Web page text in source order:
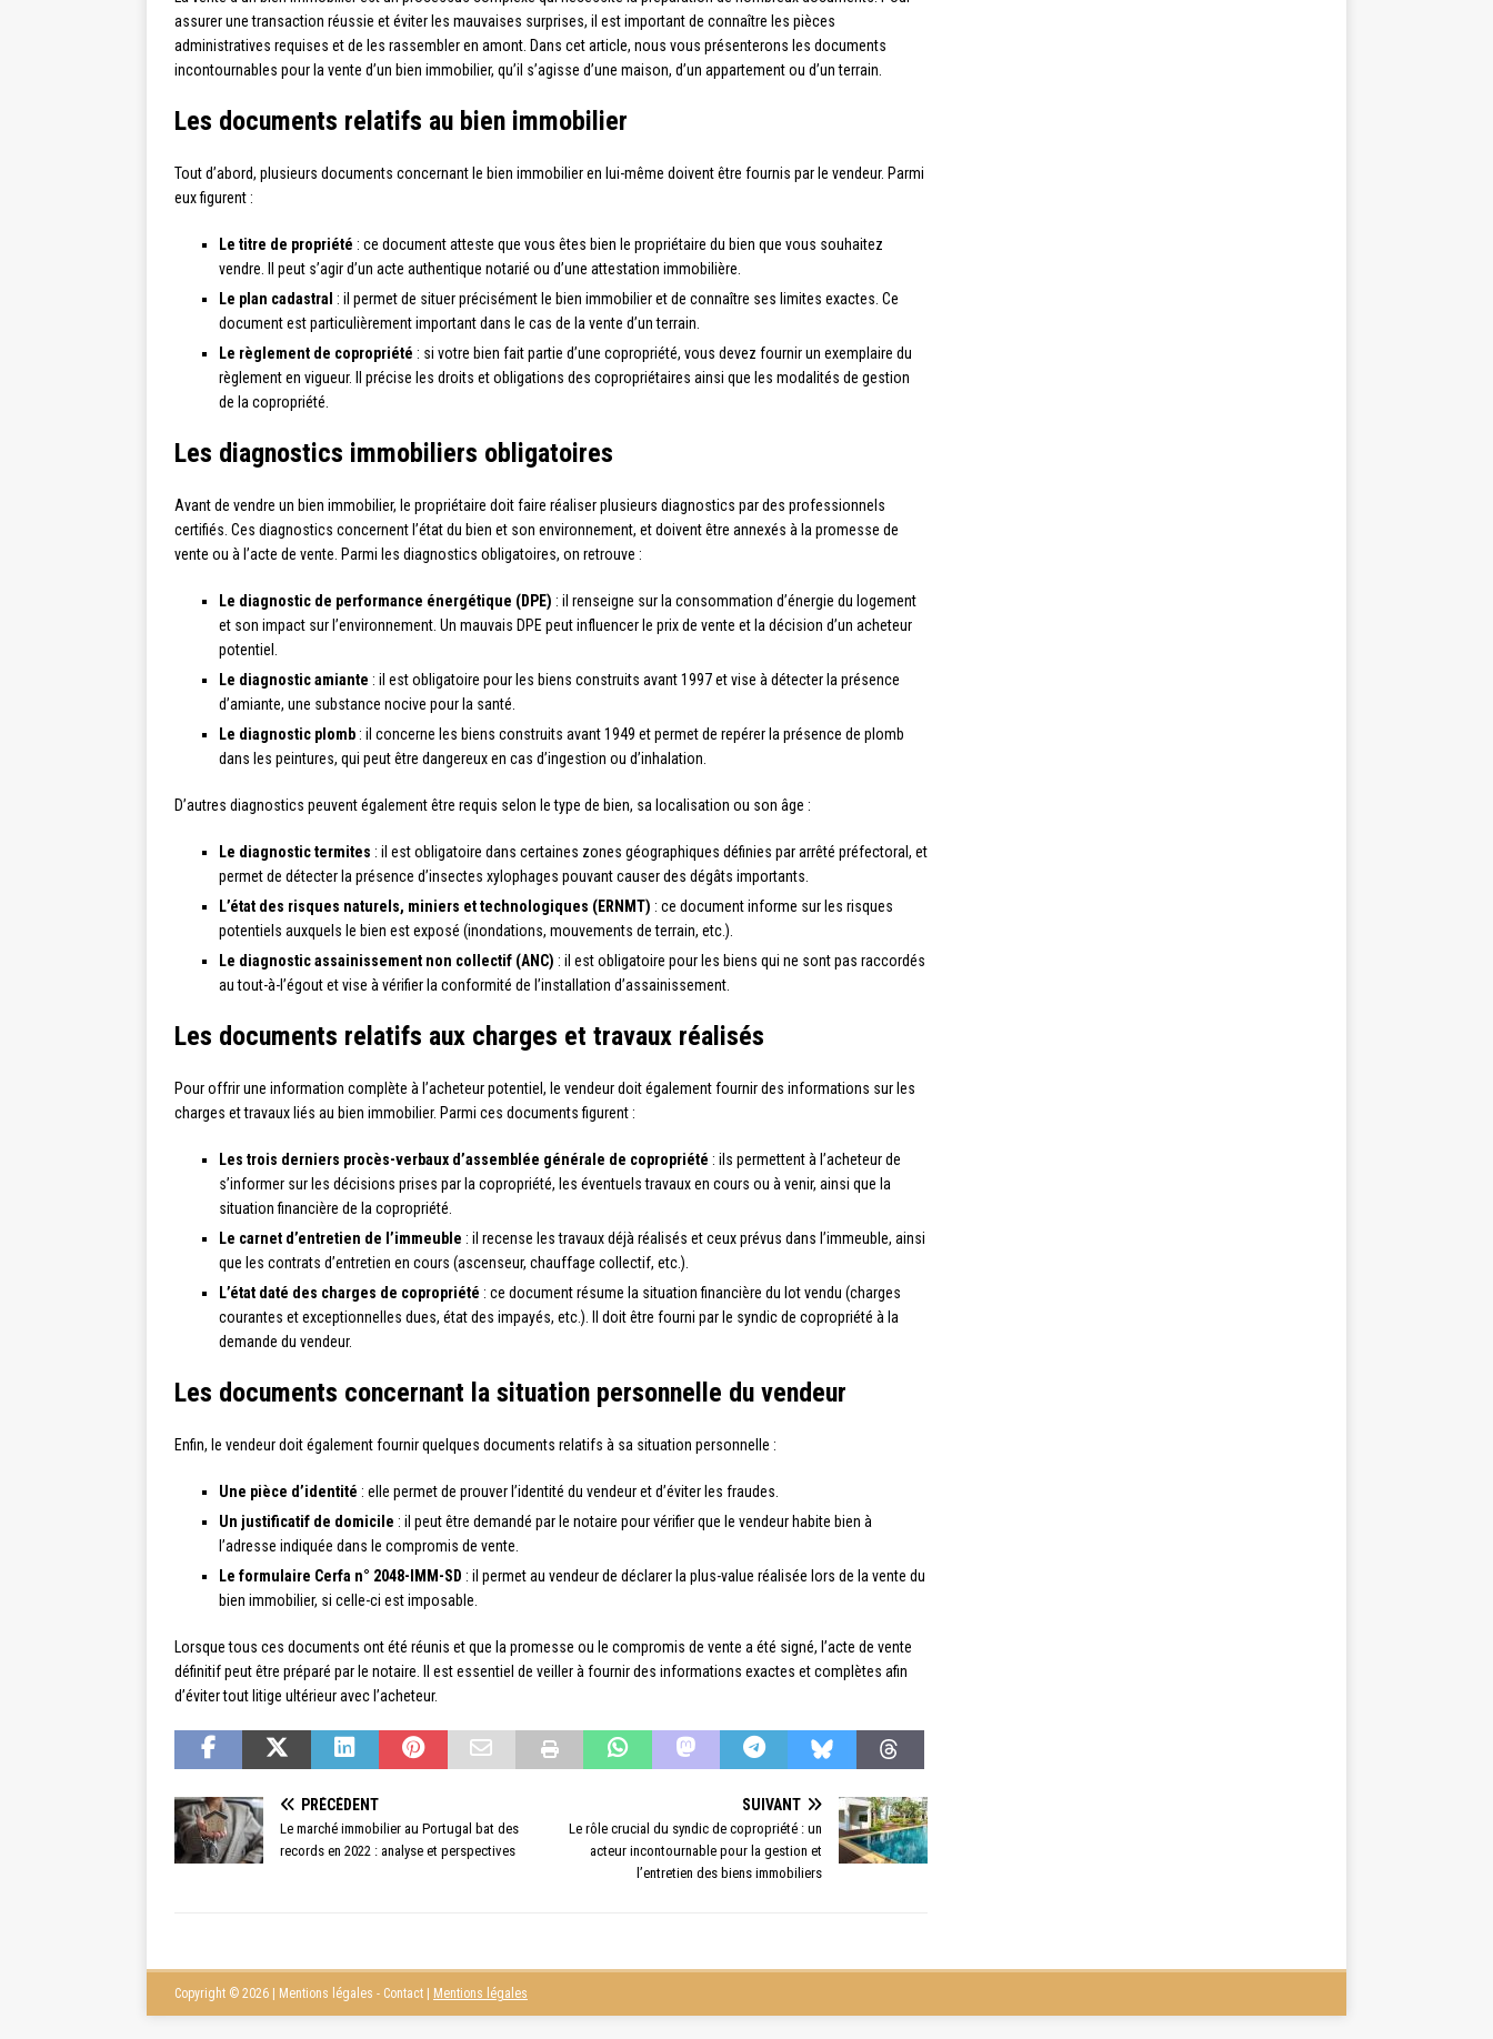
assurer une transaction réussie et éviter les mauvaises surprises, il est important de connaître les pièces
administratives requises et de les rassembler en amont. Dans cet article, nous vous présenterons les documents
incontournables pour la vente d’un bien immobilier, qu’il s’agisse d’une maison, d’un appartement ou d’un terrain.
Les documents relatifs au bien immobilier
Tout d’abord, plusieurs documents concernant le bien immobilier en lui-même doivent être fournis par le vendeur. Parmi
eux figurent :
Le titre de propriété : ce document atteste que vous êtes bien le propriétaire du bien que vous souhaitez
vendre. Il peut s’agir d’un acte authentique notarié ou d’une attestation immobilière.
Le plan cadastral : il permet de situer précisément le bien immobilier et de connaître ses limites exactes. Ce
document est particulièrement important dans le cas de la vente d’un terrain.
Le règlement de copropriété : si votre bien fait partie d’une copropriété, vous devez fournir un exemplaire du
règlement en vigueur. Il précise les droits et obligations des copropriétaires ainsi que les modalités de gestion
de la copropriété.
Les diagnostics immobiliers obligatoires
Avant de vendre un bien immobilier, le propriétaire doit faire réaliser plusieurs diagnostics par des professionnels
certifiés. Ces diagnostics concernent l’état du bien et son environnement, et doivent être annexés à la promesse de
vente ou à l’acte de vente. Parmi les diagnostics obligatoires, on retrouve :
Le diagnostic de performance énergétique (DPE) : il renseigne sur la consommation d’énergie du logement
et son impact sur l’environnement. Un mauvais DPE peut influencer le prix de vente et la décision d’un acheteur
potentiel.
Le diagnostic amiante : il est obligatoire pour les biens construits avant 1997 et vise à détecter la présence
d’amiante, une substance nocive pour la santé.
Le diagnostic plomb : il concerne les biens construits avant 1949 et permet de repérer la présence de plomb
dans les peintures, qui peut être dangereux en cas d’ingestion ou d’inhalation.
D’autres diagnostics peuvent également être requis selon le type de bien, sa localisation ou son âge :
Le diagnostic termites : il est obligatoire dans certaines zones géographiques définies par arrêté préfectoral, et
permet de détecter la présence d’insectes xylophages pouvant causer des dégâts importants.
L’état des risques naturels, miniers et technologiques (ERNMT) : ce document informe sur les risques
potentiels auxquels le bien est exposé (inondations, mouvements de terrain, etc.).
Le diagnostic assainissement non collectif (ANC) : il est obligatoire pour les biens qui ne sont pas raccordés
au tout-à-l’égout et vise à vérifier la conformité de l’installation d’assainissement.
Les documents relatifs aux charges et travaux réalisés
Pour offrir une information complète à l’acheteur potentiel, le vendeur doit également fournir des informations sur les
charges et travaux liés au bien immobilier. Parmi ces documents figurent :
Les trois derniers procès-verbaux d’assemblée générale de copropriété : ils permettent à l’acheteur de
s’informer sur les décisions prises par la copropriété, les éventuels travaux en cours ou à venir, ainsi que la
situation financière de la copropriété.
Le carnet d’entretien de l’immeuble : il recense les travaux déjà réalisés et ceux prévus dans l’immeuble, ainsi
que les contrats d’entretien en cours (ascenseur, chauffage collectif, etc.).
L’état daté des charges de copropriété : ce document résume la situation financière du lot vendu (charges
courantes et exceptionnelles dues, état des impayés, etc.). Il doit être fourni par le syndic de copropriété à la
demande du vendeur.
Les documents concernant la situation personnelle du vendeur
Enfin, le vendeur doit également fournir quelques documents relatifs à sa situation personnelle :
Une pièce d’identité : elle permet de prouver l’identité du vendeur et d’éviter les fraudes.
Un justificatif de domicile : il peut être demandé par le notaire pour vérifier que le vendeur habite bien à
l’adresse indiquée dans le compromis de vente.
Le formulaire Cerfa n° 2048-IMM-SD : il permet au vendeur de déclarer la plus-value réalisée lors de la vente du
bien immobilier, si celle-ci est imposable.
Lorsque tous ces documents ont été réunis et que la promesse ou le compromis de vente a été signé, l’acte de vente
définitif peut être préparé par le notaire. Il est essentiel de veiller à fournir des informations exactes et complètes afin
d’éviter tout litige ultérieur avec l’acheteur.
PRÉCÉDENT
Le marché immobilier au Portugal bat des
records en 2022 : analyse et perspectives
SUIVANT
Le rôle crucial du syndic de copropriété : un
acteur incontournable pour la gestion et
l’entretien des biens immobiliers
Copyright © 2026 | Mentions légales - Contact Mentions légales